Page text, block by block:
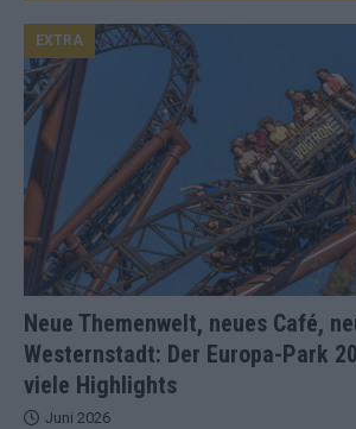
Neue Themenwelt, neues Café,
Westernstadt: Der Europa-Park
viele Highlights
EXTRA
Juni 2026